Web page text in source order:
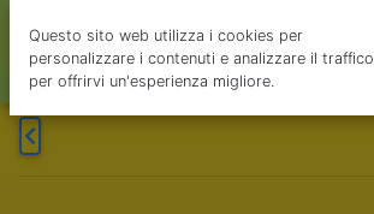
Questo sito web utilizza i cookies per
personalizzare i contenuti e analizzare il traffico
per offrirvi un'esperienza migliore.